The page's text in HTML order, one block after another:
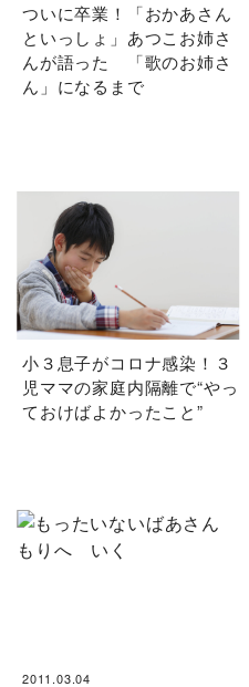
ついに卒業！「おかあさん
といっしょ」あつこお姉さ
んが語った 「歌のお姉さ
ん」になるまで
小３息子がコロナ感染！３
児ママの家庭内隔離で“やっ
ておけばよかったこと”
2011.03.04